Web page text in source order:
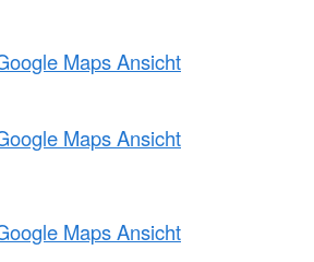
Maps Ansicht
Maps Ansicht
Maps Ansicht